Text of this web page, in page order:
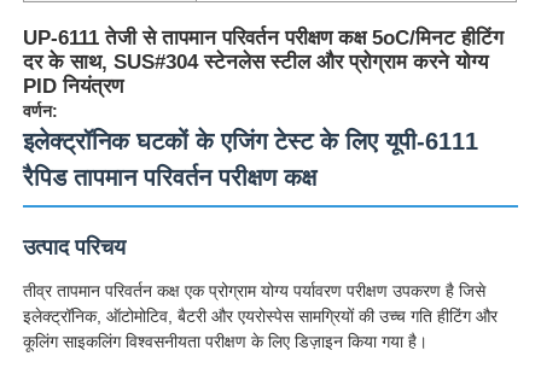
UP-6111 तेजी से तापमान परिवर्तन परीक्षण कक्ष 5oC/मिनट हीटिंग
दर के साथ, SUS#304 स्टेनलेस स्टील और प्रोग्राम करने योग्य
PID नियंत्रण
वर्णन:
इलेक्ट्रॉनिक घटकों के एजिंग टेस्ट के लिए यूपी-6111
रैपिड तापमान परिवर्तन परीक्षण कक्ष
उत्पाद परिचय
तीव्र तापमान परिवर्तन कक्ष एक प्रोग्राम योग्य पर्यावरण परीक्षण उपकरण है जिसे
इलेक्ट्रॉनिक, ऑटोमोटिव, बैटरी और एयरोस्पेस सामग्रियों की उच्च गति हीटिंग और
कूलिंग साइकलिंग विश्वसनीयता परीक्षण के लिए डिज़ाइन किया गया है।